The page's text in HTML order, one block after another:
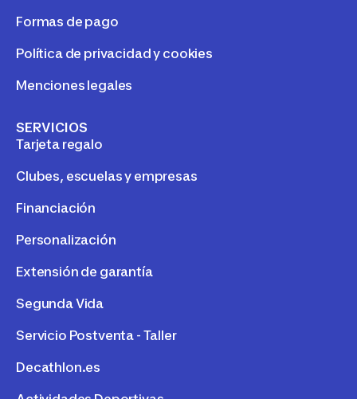
Formas de pago
Política de privacidad y cookies
Menciones legales
SERVICIOS
Tarjeta regalo
Clubes, escuelas y empresas
Financiación
Personalización
Extensión de garantía
Segunda Vida
Servicio Postventa - Taller
Decathlon.es